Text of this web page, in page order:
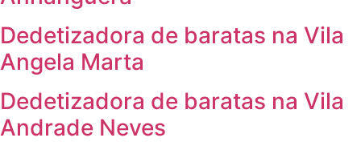
Dedetizadora de baratas na Vila
Angela Marta
Dedetizadora de baratas na Vila
Andrade Neves